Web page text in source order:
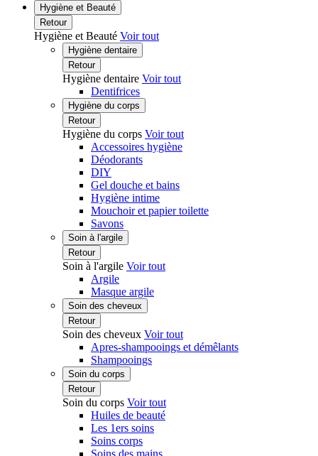
Hygiène et Beauté
Retour
Hygiène et Beauté Voir tout
Hygiène dentaire
Retour
Hygiène dentaire Voir tout
Dentifrices
Hygiène du corps
Retour
Hygiène du corps Voir tout
Accessoires hygiène
Déodorants
DIY
Gel douche et bains
Hygiène intime
Mouchoir et papier toilette
Savons
Soin à l'argile
Retour
Soin à l'argile Voir tout
Argile
Masque argile
Soin des cheveux
Retour
Soin des cheveux Voir tout
Apres-shampooings et démêlants
Shampooings
Soin du corps
Retour
Soin du corps Voir tout
Huiles de beauté
Les 1ers soins
Soins corps
Soins des mains